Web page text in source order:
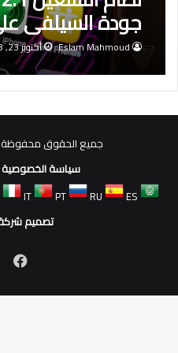
XS و XREslam Mahmoud أكتوبر 23, 2018
جميع الحقوق محفوظة
سياسة الخصوصية
IT PT RU
ES
تصميم شركة